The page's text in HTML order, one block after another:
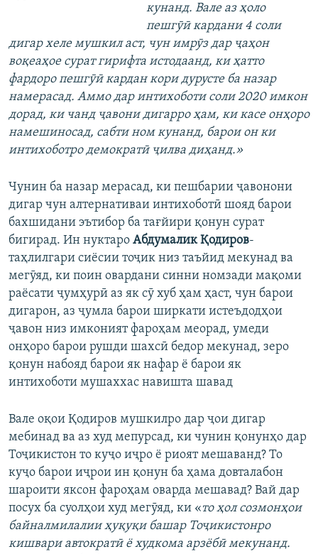
кунанд. Вале аз ҳоло
пешгӯӣ кардани 4 соли
дигар хеле мушкил аст, чун имрӯз дар ҷаҳон
воқеаҳое сурат гирифта истодаанд, ки ҳатто
фардоро пешгӯӣ кардан кори дурусте ба назар
намерасад. Аммо дар интихоботи соли 2020 имкон
дорад, ки чанд ҷавони дигарро ҳам, ки касе онҳоро
намешиносад, сабти ном кунанд, барои он ки
интихоботро демократӣ ҷилва диҳанд.»
Чунин ба назар мерасад, ки пешбарии ҷавонони
дигар чун алтернативаи интихоботӣ шояд барои
бахшидани эътибор ба тағйири қонун сурат
бигирад. Ин нуктаро Абдумалик Қодиров-
таҳлилгари сиёсии тоҷик низ таъйид мекунад ва
мегӯяд, ки поин овардани синни номзади мақоми
раёсати ҷумҳурӣ аз як сӯ хуб ҳам ҳаст, чун барои
дигарон, аз ҷумла барои ширкати истеъдодҳои
ҷавон низ имконият фароҳам меорад, умеди
онҳоро барои рушди шахсӣ бедор мекунад, зеро
қонун набояд барои як нафар ё барои як
интихоботи мушаххас навишта шавад
Вале оқои Қодиров мушкилро дар ҷои дигар
мебинад ва аз худ мепурсад, ки чунин қонунҳо дар
Тоҷикистон то куҷо иҷро ё риоят мешаванд? То
куҷо барои иҷрои ин қонун ба ҳама довталабон
шароити яксон фароҳам оварда мешавад? Вай дар
посух ба суолҳои худ мегӯяд, ки «то ҳол созмонҳои
байналмилалии ҳуқуқи башар Тоҷикистонро
кишвари автократӣ ё худкома арзёбӣ мекунанд.